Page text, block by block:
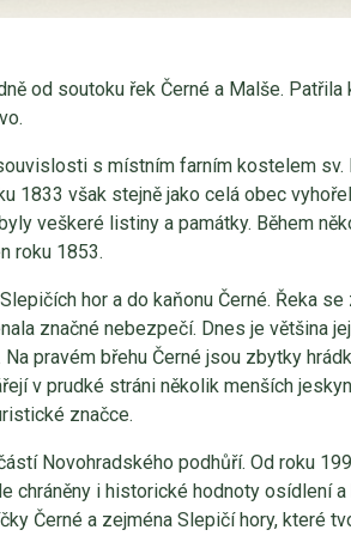
od soutoku řek Černé a Malše.
s místním farním kostelem
1833 však stejně jako celá obec
veškeré listiny a památky. Během
roku 1853.
hor a do kaňonu Černé. Řeka
značné nebezpečí. Dnes je většina
pravém břehu Černé jsou zbytky
v prudké stráni několik menších
značce.
Novohradského podhůří. Od roku
chráněny i historické hodnoty osídlení a
Černé a zejména Slepičí hory, které